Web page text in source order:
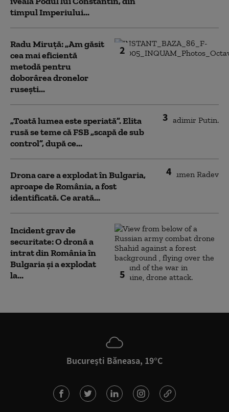
timpul Imperiului...
2
Radu Miruță: „Am găsit
cea mai eficientă
metodă pentru
doborârea dronelor
rusești...
3
„Toată lumea este speriată”. Elita
rusă se teme că FSB „scapă de sub
control”, după ce...
4
Drona care a explodat în Bulgaria,
aproape de România, a fost
identificată. Ce arată...
5
Incident grav de
securitate: O dronă a
intrat din România în
Bulgaria şi a explodat
la...
București Băneasa, 19°C